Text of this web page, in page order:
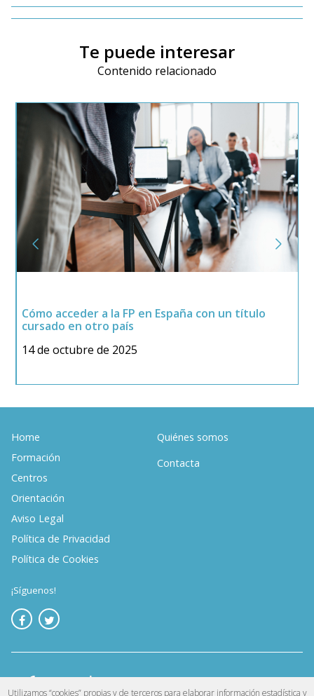
Te puede interesar
Contenido relacionado
Cómo acceder a la FP en España con un título
cursado en otro país
14 de octubre de 2025
Home
Formación
Centros
Orientación
Aviso Legal
Política de Privacidad
Política de Cookies
Quiénes somos
Contacta
¡Síguenos!
Utilizamos “cookies” propias y de terceros para elaborar información estadística y